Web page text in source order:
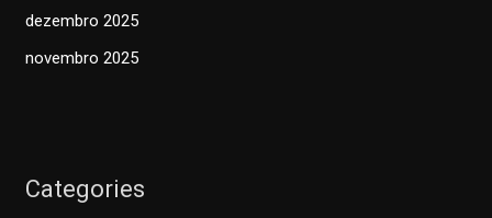
dezembro 2025
novembro 2025
Categories